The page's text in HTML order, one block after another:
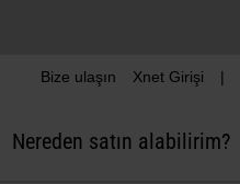
Bize ulaşın Xnet Girişi |
Nereden satın alabilirim?